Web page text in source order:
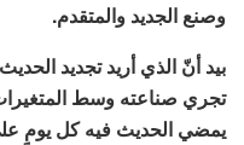
وصنع الجديد والمتقدم.
بيد أنّ الذي أريد تجديد
تجري صناعته وسط
يمضي الحديث فيه كل يومٍ